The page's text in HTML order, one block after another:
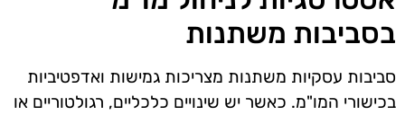
בסביבות משתנות
סביבות עסקיות משתנות מצריכות גמישות ואדפטיביות
בכישורי המו"מ. כאשר יש שינויים כלכליים, רגולטוריים או